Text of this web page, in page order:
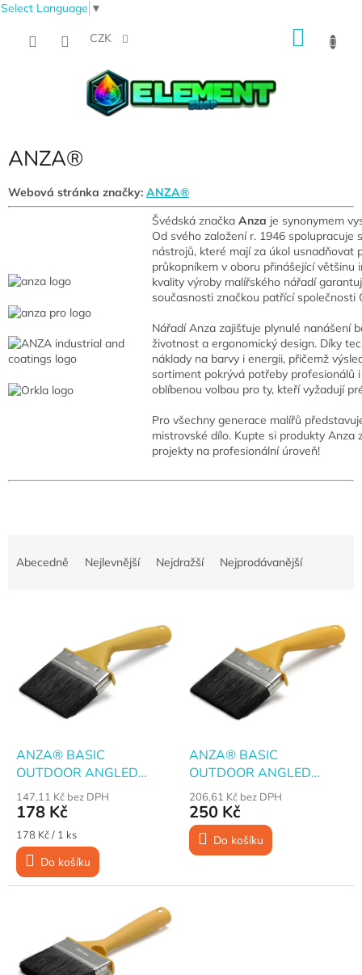
Select Language ▼
CZK
ANZA®
Webová stránka značky: ANZA®
Švédská značka Anza je synonymem
Od svého založení r. 1946
nástrojů, které mají za úkol usnadňovat
průkopníkem v oboru přinášející
kvality výroby malířského nářadí
současnosti značkou patřící společnosti
Nářadí Anza zajišťuje plynulé nanášení
životnost a ergonomický design. Díky
náklady na barvy i energii, přičemž
sortiment pokrývá potřeby profesionálů
oblíbenou volbou pro ty, kteří vyžadují
Pro všechny generace malířů
mistrovské dílo. Kupte si produkty Anza
projekty na profesionální úroveň!
Abecedně Nejlevnější Nejdražší Nejprodávanější
dANZA® BASIC
OUTDOOR ANGLED
BRUSH Štětec plochý
úhlový, pro exteriér, 100
mm
147,11 Kč bez DPH
178 Kč
Měrná
cena:
178 Kč / 1 ks
Do košíku
ANZA® BASIC
OUTDOOR ANGLED
BRUSH Štětec plochý,
úhlový, pro exteriér, 120
mm
206,61 Kč bez DPH
250 Kč
Do košíku